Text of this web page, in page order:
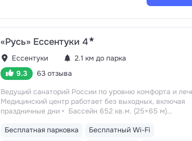
«Русь» Ессентуки 4★
Ессентуки
2.1 км до парка
9.3
63 отзыва
Ведущий санаторий России по уровню комфорта и
Медицинский центр работает без выходных, включая
праздничные дни
Бассейн 652 кв.м. (25×65 м)
от 30 до 180 см, есть отдельная детская зона. Рядом
Бесплатная парковка
Бесплатный Wi-Fi